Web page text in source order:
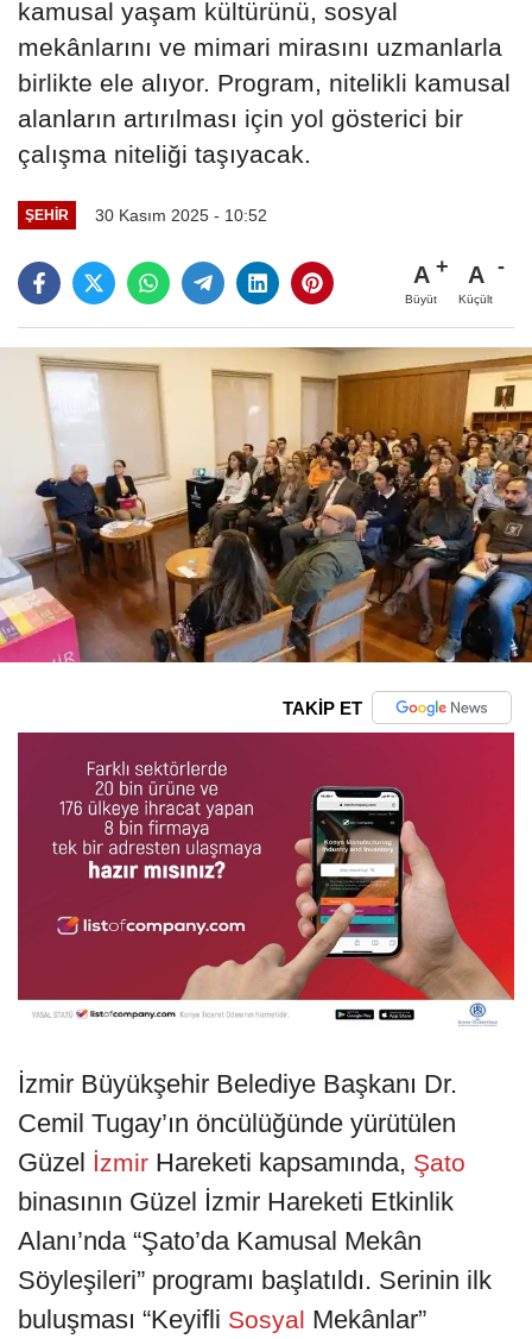
kamusal yaşam kültürünü, sosyal
mekânlarını ve mimari mirasını uzmanlarla
birlikte ele alıyor. Program, nitelikli kamusal
alanların artırılması için yol gösterici bir
çalışma niteliği taşıyacak.
ŞEHIR 30 Kasım 2025 - 10:52
A
Büyüt
A
Küçült
TAKİP ET
İzmir Büyükşehir Belediye Başkanı Dr.
Cemil Tugay’ın öncülüğünde yürütülen
Güzel İzmir Hareketi kapsamında, Şato
binasının Güzel İzmir Hareketi Etkinlik
Alanı’nda “Şato’da Kamusal Mekân
Söyleşileri” programı başlatıldı. Serinin ilk
buluşması “Keyifli Sosyal Mekânlar”